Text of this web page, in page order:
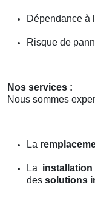
Dépendance à
Risque de
Nos services :
Nous sommes
La
La installation
des solutions